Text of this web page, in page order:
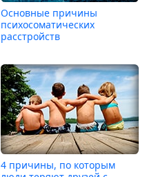
Основные причины
психосоматических
расстройств
4 причины, по которым